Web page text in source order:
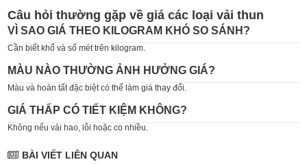
Câu hỏi thường gặp về giá các loại vải thun
VÌ SAO GIÁ THEO KILOGRAM KHÓ SO SÁNH?
Cần biết khổ và số mét trên kilogram.
MÀU NÀO THƯỜNG ẢNH HƯỞNG GIÁ?
Màu và hoàn tất đặc biệt có thể làm giá thay đổi.
GIÁ THẤP CÓ TIẾT KIỆM KHÔNG?
Không nếu vải hao, lỗi hoặc co nhiều.
BÀI VIẾT LIÊN QUAN